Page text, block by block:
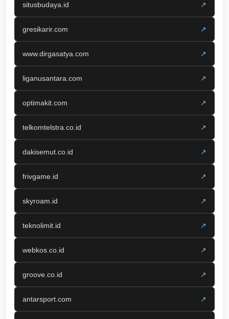
situsbudaya.id ↗
gresikarir.com ↗
www.dirgasatya.com ↗
liganusantara.com ↗
optimakit.com ↗
telkomtelstra.co.id ↗
dakisemut.co.id ↗
frivgame.id ↗
skyroam.id ↗
teknolimit.id ↗
webkos.co.id ↗
groove.co.id ↗
antarsport.com ↗